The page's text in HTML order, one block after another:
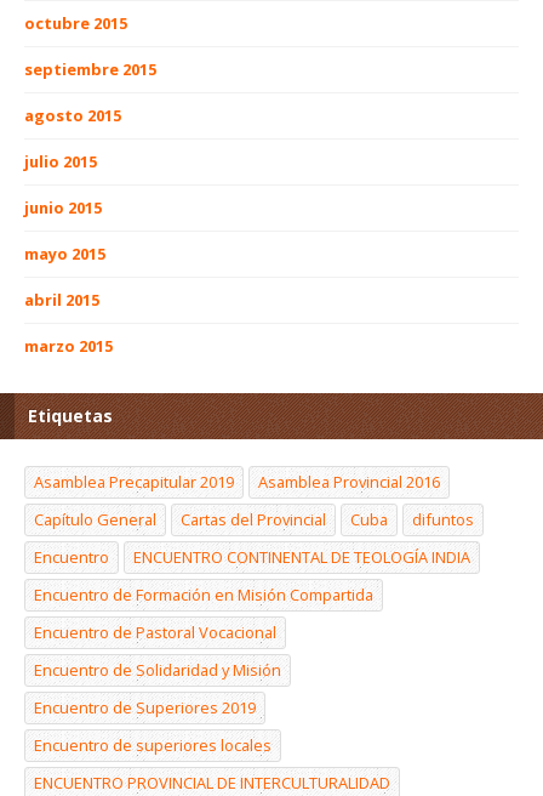
octubre 2015
septiembre 2015
agosto 2015
julio 2015
junio 2015
mayo 2015
abril 2015
marzo 2015
Etiquetas
Asamblea Precapitular 2019
Asamblea Provincial 2016
Capítulo General
Cartas del Provincial Cuba
difuntos
Encuentro
ENCUENTRO CONTINENTAL DE TEOLOGÍA INDIA
Encuentro de Formación en Misión Compartida
Encuentro de Pastoral Vocacional
Encuentro de Solidaridad y Misión
Encuentro de Superiores 2019
Encuentro de superiores locales
ENCUENTRO PROVINCIAL DE INTERCULTURALIDAD